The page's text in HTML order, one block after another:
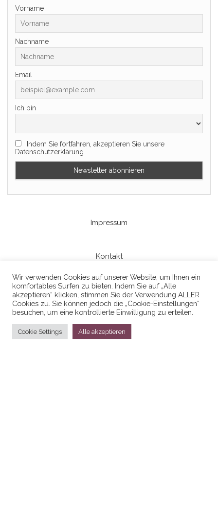
Vorname
Nachname
Email
Ich bin
Indem Sie fortfahren, akzeptieren Sie unsere
Datenschutzerklärung.
Impressum
Kontakt
Datenschutzerklaerung
Stolz präsentiert vonWordPress
Wir verwenden Cookies auf unserer Website, um Ihnen ein
komfortables Surfen zu bieten. Indem Sie auf „Alle
akzeptieren“ klicken, stimmen Sie der Verwendung ALLER
Cookies zu. Sie können jedoch die „Cookie-Einstellungen“
besuchen, um eine kontrollierte Einwilligung zu erteilen.
Cookie Settings Alle akzeptieren